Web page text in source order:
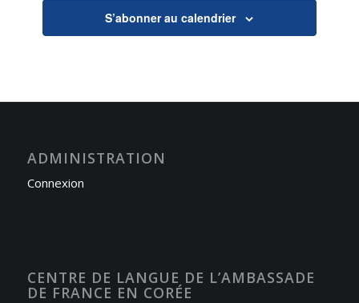
S’abonner au calendrier
ADMINISTRATION
Connexion
CENTRE DE LANGUE DE L’AMBASSADE
DE FRANCE EN CORÉE